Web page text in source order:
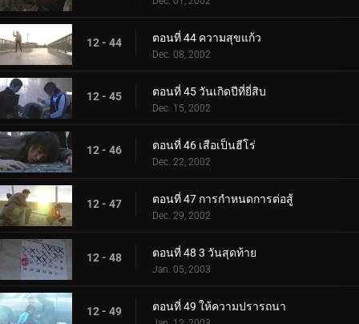
12 - 44 ตอนที่ 44 ความสุขแก้ว
Dec. 08, 2002
12 - 45 ตอนที่ 45 วันเกิดปีที่ยี่สิบ
Dec. 15, 2002
12 - 46 ตอนที่ 46 เสือเป็นฮีโร่
Dec. 22, 2002
12 - 47 ตอนที่ 47 การกำหนดการต่อสู้
Dec. 29, 2002
12 - 48 ตอนที่ 48 3 วันสุดท้าย
Jan. 05, 2003
12 - 49 ตอนที่ 49 ให้ความปรารถนา